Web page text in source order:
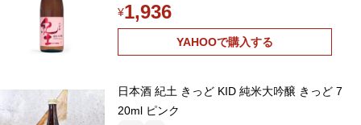
¥1,936
YAHOOで購入する
日本酒 紀土 きっど KID 純米大吟醸 きっど 7
20ml ピンク